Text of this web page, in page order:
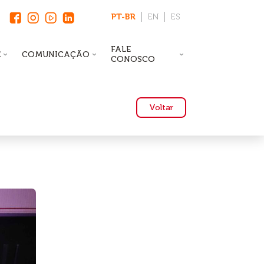
PT-BR EN ES
COMUNICAÇÃO
FALE
CONOSCO
Voltar